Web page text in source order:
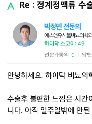
Re : 정계정맥류 수
박정민 전문의
에스앤유서울비뇨의학
하이닥 스코어: 49
전문가동의 0 답
안녕하세요. 하이닥 비뇨의
수술후 불편한 느낌은 시간
니다. 아직 일주일밖에 안